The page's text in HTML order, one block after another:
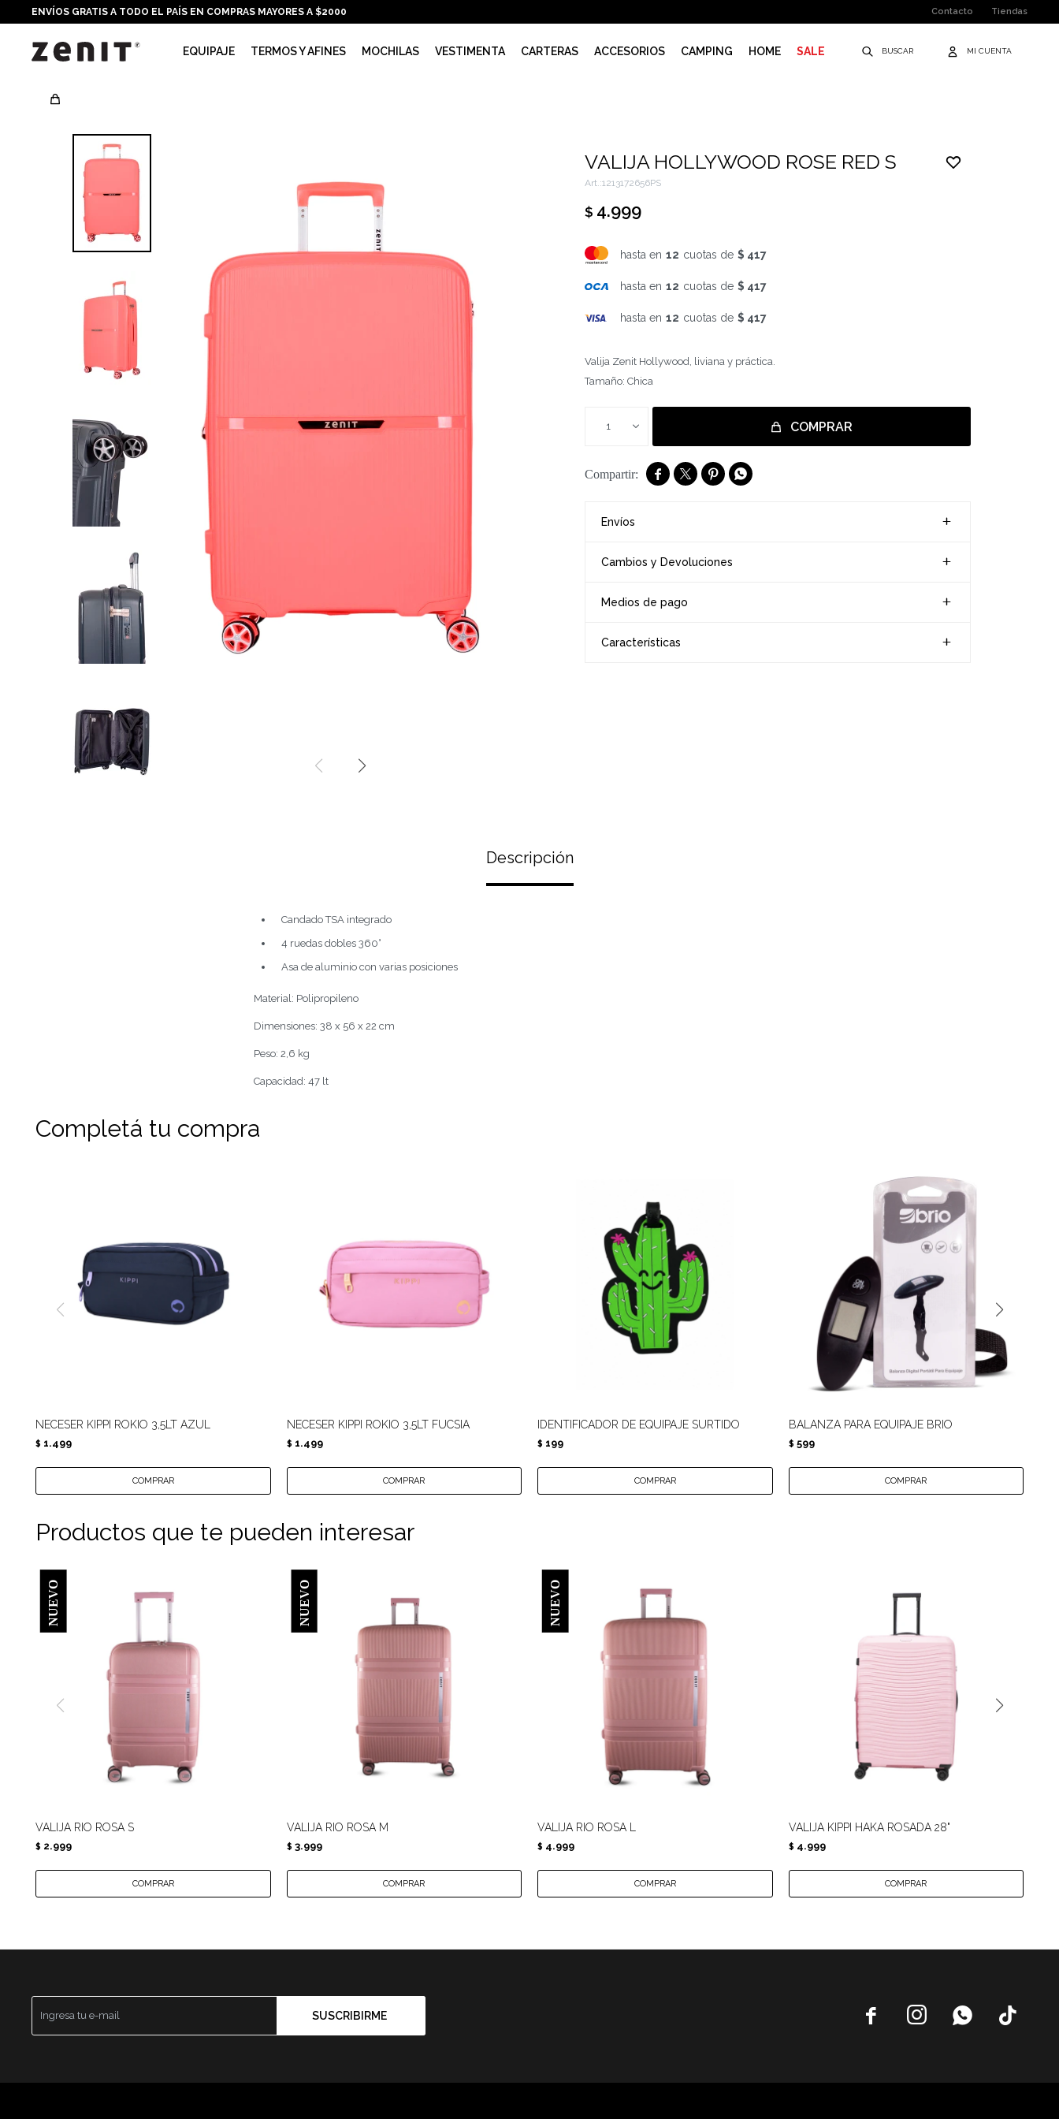
EQUIPAJE TERMOS Y AFINES MOCHILAS VESTIMENTA CARTERAS ACCESORIOS CAMPING HOME SALE
ENVÍOS GRATIS A TODO EL PAÍS EN COMPRAS MAYORES A $2000 Contacto Tiendas
VALIJA HOLLYWOOD ROSE RED S
1213172656PS
$ 4.999
hasta en 12 cuotas de $ 417
hasta en 12 cuotas de $ 417
hasta en 12 cuotas de $ 417
Valija Zenit Hollywood, liviana y práctica.
Tamaño: Chica
1 COMPRAR
   
Envíos
Cambios y Devoluciones
Medios de pago
Características
Descripción
Candado TSA integrado
4 ruedas dobles 360°
Asa de aluminio con varias posiciones
Material: Polipropileno
Dimensiones: 38 x 56 x 22 cm
Peso: 2,6 kg
Capacidad: 47 lt
Completá tu compra
NECESER KIPPI ROKIO 3,5LT AZUL
$ 1.499
NECESER KIPPI ROKIO 3,5LT FUCSIA
$ 1.499
IDENTIFICADOR DE EQUIPAJE SURTIDO
$ 199
BALANZA PARA EQUIPAJE BRIO
$ 599
Productos que te pueden interesar
VALIJA RIO ROSA S
$ 2.999
VALIJA RIO ROSA M
$ 3.999
VALIJA RIO ROSA L
$ 4.999
VALIJA KIPPI HAKA ROSADA 28"
$ 4.999
SUSCRIBIRME    